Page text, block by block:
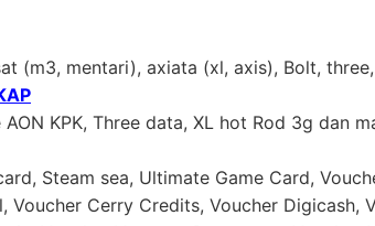
(m3, mentari), axiata (xl, axis), Bolt,
KPK, Three data, XL hot Rod 3g dan
Steam sea, Ultimate Game Card,
Voucher Cerry Credits, Voucher Digicash,